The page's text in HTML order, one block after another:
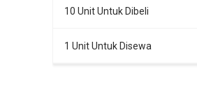
10 Unit Untuk Dibeli
1 Unit Untuk Disewa